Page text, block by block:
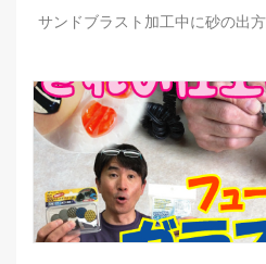
サンドブラスト加工中に砂の出